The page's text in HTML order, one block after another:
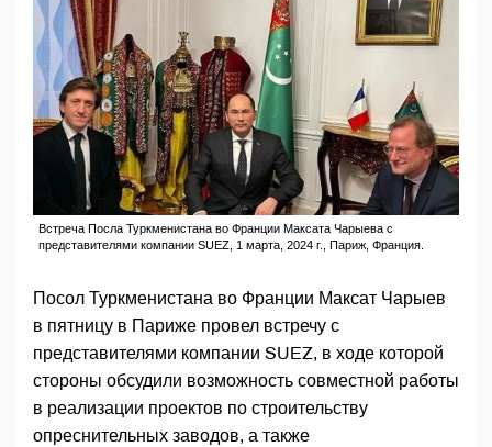
Встреча Посла Туркменистана во Франции Максата Чарыева с
представителями компании SUEZ, 1 марта, 2024 г., Париж, Франция.
Посол Туркменистана во Франции Максат Чарыев
в пятницу в Париже провел встречу с
представителями компании SUEZ, в ходе которой
стороны обсудили возможность совместной работы
в реализации проектов по строительству
опреснительных заводов, а также